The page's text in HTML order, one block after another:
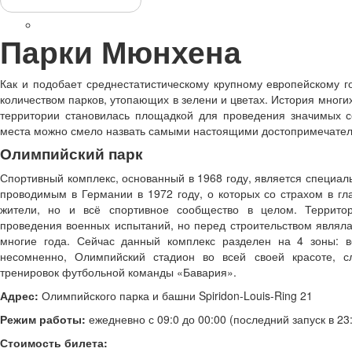
Парки Мюнхена
Как и подобает среднестатистическому крупному
количеством парков, утопающих в зелени и цветах. История
территории становилась площадкой для проведения значимых
места можно смело назвать самыми настоящими
Олимпийский парк
Спортивный комплекс, основанный в 1968 году, является
проводимым в Германии в 1972 году, о которых со страхом в
жители, но и всё спортивное сообщество в целом.
проведения военных испытаний, но перед строительством
многие года. Сейчас данный комплекс разделен на 4 зоны:
несомненно, Олимпийский стадион во всей своей красоте,
тренировок футбольной команды «Бавария».
Адрес: Олимпийского парка и башни Spiridon-Louis-Ring 21
Режим работы: ежедневно с 09:0 до 00:00 (последний запуск в
Стоимость билета: